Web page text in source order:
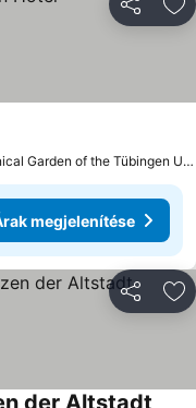
8.2 km-re innen: Botanical Garden of the Tübingen University
megjelenítése
der Altstadt